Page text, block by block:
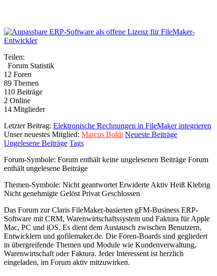
Teilen:
Forum Statistik
12 Foren
89 Themen
110 Beiträge
2 Online
14 Mitglieder
Letzter Beitrag: Elektronische Rechnungen in FileMaker integrieren
Unser neuestes Mitglied: Marcus Boldt Neueste Beiträge
Ungelesene Beiträge Tags
Forum-Symbole: Forum enthält keine ungelesenen Beiträge Forum
enthält ungelesene Beiträge
Themen-Symbole: Nicht geantwortet Erwiderte Aktiv Heiß Klebrig
Nicht genehmigte Gelöst Privat Geschlossen
Das Forum zur Claris FileMaker-basierten gFM-Business ERP-
Software mit CRM, Warenwirtschaftssystem und Faktura für Apple
Mac, PC und iOS. Es dient dem Austausch zwischen Benutzern,
Entwicklern und gofilemaker.de. Die Foren-Boards sind gegliedert
in übergreifende Themen und Module wie Kundenverwaltung,
Warenwirtschaft oder Faktura. Jeder Interessent ist herzlich
eingeladen, im Forum aktiv mitzuwirken.